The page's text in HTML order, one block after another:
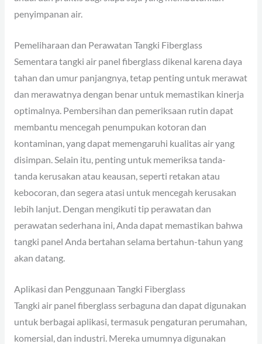
penyimpanan air.
Pemeliharaan dan Perawatan Tangki Fiberglass
Sementara tangki air panel fiberglass dikenal karena daya
tahan dan umur panjangnya, tetap penting untuk merawat
dan merawatnya dengan benar untuk memastikan kinerja
optimalnya. Pembersihan dan pemeriksaan rutin dapat
membantu mencegah penumpukan kotoran dan
kontaminan, yang dapat memengaruhi kualitas air yang
disimpan. Selain itu, penting untuk memeriksa tanda-
tanda kerusakan atau keausan, seperti retakan atau
kebocoran, dan segera atasi untuk mencegah kerusakan
lebih lanjut. Dengan mengikuti tip perawatan dan
perawatan sederhana ini, Anda dapat memastikan bahwa
tangki panel Anda bertahan selama bertahun-tahun yang
akan datang.
Aplikasi dan Penggunaan Tangki Fiberglass
Tangki air panel fiberglass serbaguna dan dapat digunakan
untuk berbagai aplikasi, termasuk pengaturan perumahan,
komersial, dan industri. Mereka umumnya digunakan